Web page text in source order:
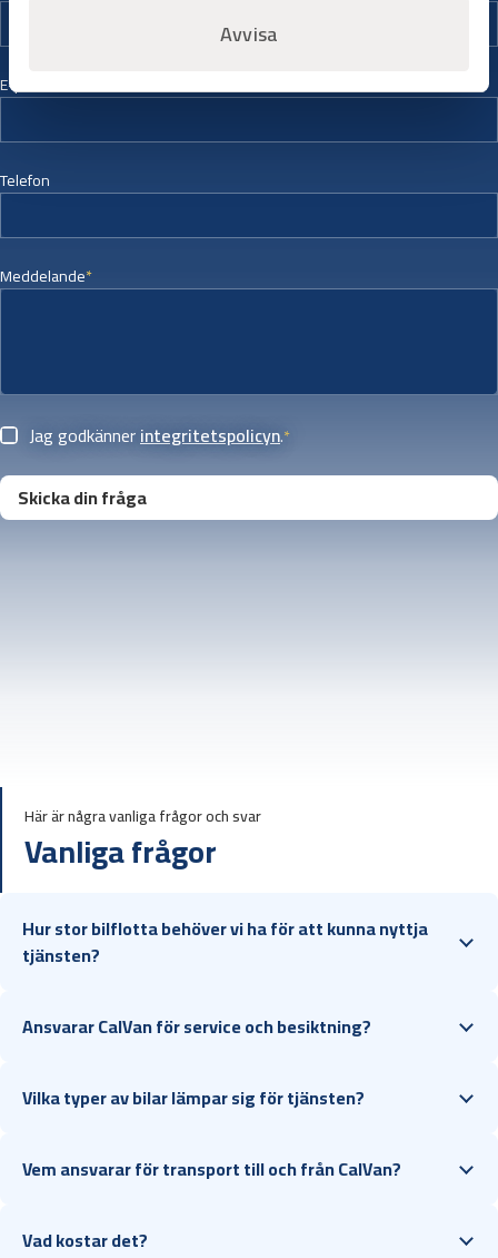
Avvisa
E-post*
Telefon
Meddelande*
Samtycke*
Jag godkännerintegritetspolicyn.*
Här är några vanliga frågor och svar
Vanliga frågor
Hur stor bilflotta behöver vi ha för att kunna nyttja
tjänsten?
Ansvarar CalVan för service och besiktning?
Vilka typer av bilar lämpar sig för tjänsten?
Vem ansvarar för transport till och från CalVan?
Vad kostar det?